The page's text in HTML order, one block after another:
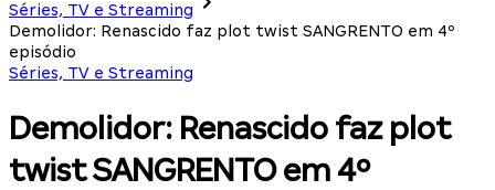
Séries, TV e Streaming
Demolidor: Renascido faz plot twist SANGRENTO em 4º
episódio
Séries, TV e Streaming
Demolidor: Renascido faz plot
twist SANGRENTO em 4º